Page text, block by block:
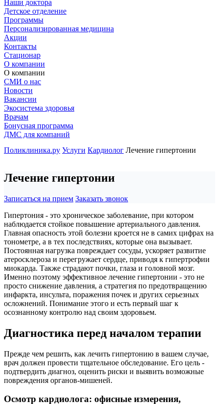
Наши доктора
Детское отделение
Программы
Персонализированная медицина
Акции
Контакты
Стационар
О компании
О компании
СМИ о нас
Новости
Вакансии
Экосистема здоровья
Врачам
Бонусная программа
ДМС для компаний
Поликлиника.ру Услуги Кардиолог Лечение гипертонии
Лечение гипертонии
Записаться на прием Заказать звонок
Гипертония - это хроническое заболевание, при котором
наблюдается стойкое повышение артериального давления.
Главная опасность этой болезни кроется не в самих цифрах на
тонометре, а в тех последствиях, которые она вызывает.
Постоянная нагрузка повреждает сосуды, ускоряет развитие
атеросклероза и перегружает сердце, приводя к гипертрофии
миокарда. Также страдают почки, глаза и головной мозг.
Именно поэтому эффективное лечение гипертонии - это не
просто снижение давления, а стратегия по предотвращению
инфаркта, инсульта, поражения почек и других серьезных
осложнений. Понимание этого и есть первый шаг к
осознанному контролю над своим здоровьем.
Диагностика перед началом терапии
Прежде чем решить, как лечить гипертонию в вашем случае,
врач должен провести тщательное обследование. Его цель -
подтвердить диагноз, оценить риски и выявить возможные
повреждения органов-мишеней.
Осмотр кардиолога: офисные измерения,